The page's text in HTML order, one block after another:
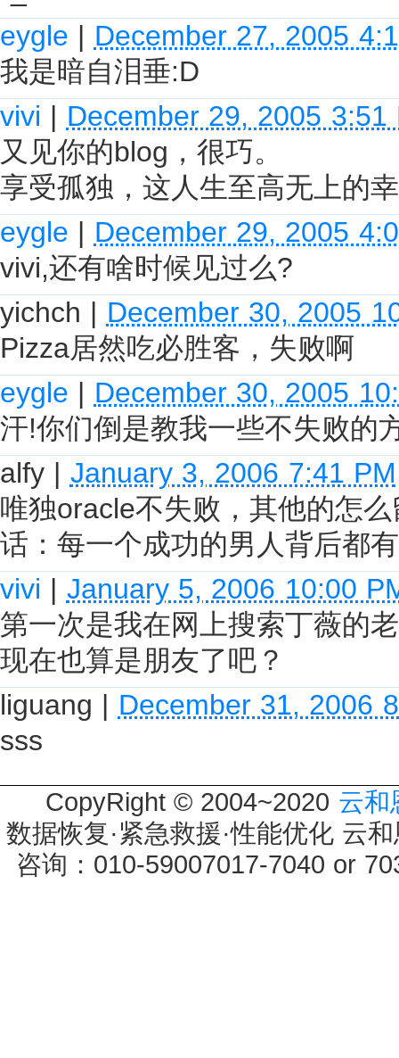
eygle | December 27, 2005
我是暗自泪垂:D
vivi | December 29, 2005 3:51
又见你的blog，很巧。
享受孤独，这人生至高无上的
eygle | December 29, 2005
vivi,还有啥时候见过么?
yichch | December 30, 2005
Pizza居然吃必胜客，失败啊
eygle | December 30, 2005
汗!你们倒是教我一些不失败的
alfy | January 3, 2006 7:41 PM
唯独oracle不失败，其他的怎
话：每一个成功的男人背后都
vivi | January 5, 2006 10:00
第一次是我在网上搜索丁薇的
现在也算是朋友了吧？
liguang | December 31, 2006
sss
CopyRight © 2004~2020 云和
数据恢复·紧急救援·性能优化 云
咨询：010-59007017-7040 or